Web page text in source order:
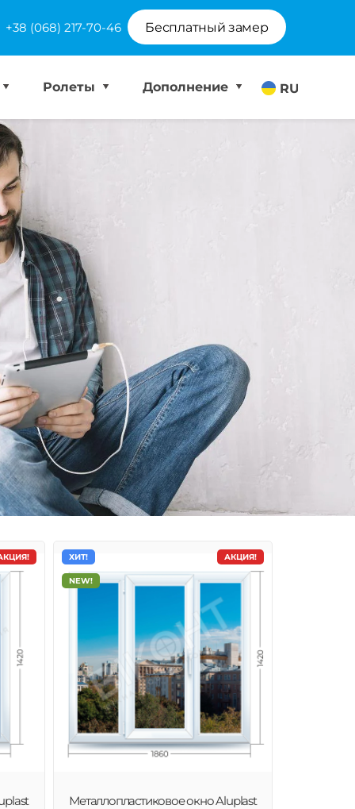
+38 (068) 217-70-46 Бесплатный замер
RU
Ролеты Дополнение
АКЦИЯ!
ХИТ!
NEW!
Металлопластиковое окно Aluplast